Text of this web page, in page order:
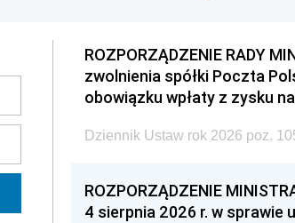
ROZPORZĄDZENIE RADY
zwolnienia spółki Poczta
obowiązku wpłaty z zysku
Dziennik Ustaw rok 2026 poz.
ROZPORZĄDZENIE
4 sierpnia 2026 r. w sprawie